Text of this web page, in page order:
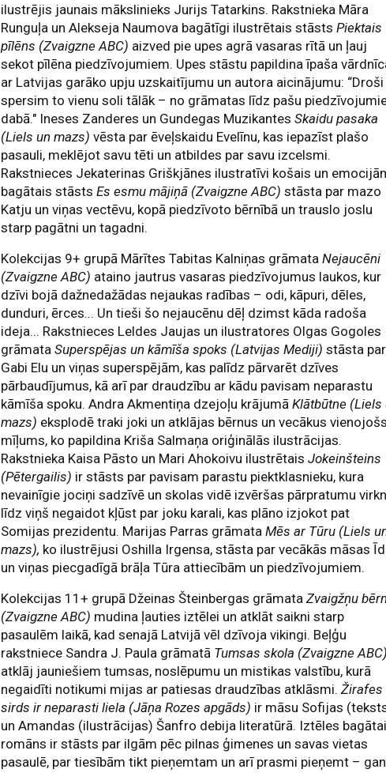
ilustrējis jaunais mākslinieks Jurijs Tatarkins. Rakstnieka Māra
Runguļa un Alekseja Naumova bagātīgi ilustrētais stāsts Piektais
pīlēns (Zvaigzne ABC) aizved pie upes agrā vasaras rītā un ļauj
sekot pīlēna piedzīvojumiem. Upes stāstu papildina īpaša
ar Latvijas garāko upju uzskaitījumu un autora aicinājumu: “Droši
spersim to vienu soli tālāk – no grāmatas līdz pašu
dabā." Ineses Zanderes un Gundegas MuzikantesSkaidu pasaka
(Liels un mazs)vēsta par ēveļskaidu Evelīnu, kas iepazīst plašo
pasauli, meklējot savu tēti un atbildes par savu izcelsmi.
Rakstnieces Jekaterinas Griškjānes ilustratīvi košais un
bagātais stāstsEs esmu mājiņā (Zvaigzne ABC) stāsta par mazo
Katju un viņas vectēvu, kopā piedzīvoto bērnībā un trauslo joslu
starp pagātni un tagadni.
Kolekcijas 9+ grupā Mārītes Tabitas Kalniņas grāmataNejaucēni
(Zvaigzne ABC) ataino jautrus vasaras piedzīvojumus laukos, kur
dzīvi bojā dažnedažādas nejaukas radības – odi, kāpuri, dēles,
dunduri, ērces... Un tieši šo nejaucēnu dēļ dzimst kāda radoša
ideja... Rakstnieces Leldes Jaujas un ilustratores Olgas Gogoles
grāmataSuperspējas un kāmīša spoks (Latvijas Mediji) stāsta par
Gabi Elu un viņas superspējām, kas palīdz pārvarēt dzīves
pārbaudījumus, kā arī par draudzību ar kādu pavisam neparastu
kāmīša spoku. Andra Akmentiņa dzejoļu krājumā Klātbūtne (Liels
mazs) eksplodē traki joki un atklājas bērnus un vecākus vienojošs
mīļums, ko papildina Kriša Salmaņa oriģinālās ilustrācijas.
Rakstnieka Kaisa Pāsto un Mari Ahokoivu ilustrētaisJokeinšteins
(Pētergailis) ir stāsts par pavisam parastu piektklasnieku, kura
nevainīgie jociņi sadzīvē un skolas vidē izvēršas pārpratumu
līdz viņš negaidot kļūst par joku karali, kas plāno izjokot pat
Somijas prezidentu. Marijas Parras grāmata Mēs ar Tūru (Liels
mazs), ko ilustrējusi Oshilla Irgensa, stāsta par vecākās māsas
un viņas piecgadīgā brāļa Tūra attiecībām un piedzīvojumiem.
Kolekcijas 11+ grupā Džeinas Šteinbergas grāmataZvaigžņu
(Zvaigzne ABC) mudina ļauties iztēlei un atklāt saikni starp
pasaulēm laikā, kad senajā Latvijā vēl dzīvoja vikingi. Beļģu
rakstniece Sandra J. Paula grāmatā Tumsas skola (Zvaigzne ABC)
atklāj jauniešiem tumsas, noslēpumu un mistikas valstību, kurā
negaidīti notikumi mijas ar patiesas draudzības atklāsmi.Žirafes
sirds ir neparasti liela (Jāņa Rozes apgāds) ir māsu Sofijas
un Amandas (ilustrācijas) Šanfro debija literatūrā. Iztēles
romāns ir stāsts par ilgām pēc pilnas ģimenes un savas vietas
pasaulē, par tiesībām tikt pieņemtam un arī prasmi pieņemt – gan